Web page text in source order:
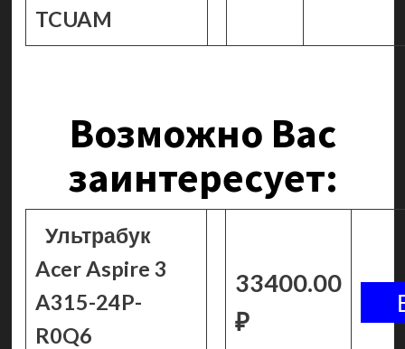
TCUAM
Возможно Вас
заинтересует:
Ультрабук
Acer Aspire 3
A315-24P-
R0Q6
33400.00
₽